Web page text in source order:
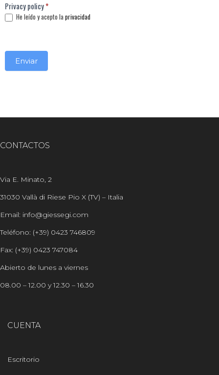
Privacy policy*
He leído y acepto laprivacidad
Enviar
CONTACTOS
Via E. Minato, 2
31030 Vallà di Riese Pio X (TV) – Italia
Email: info@giessegi.com
Teléfono: (+39) 0423 746809
Fax: (+39) 0423 747084
Abierto de lunes a viernes
08.00 – 12.00 y 12.30 – 16.30
CUENTA
Escritorio